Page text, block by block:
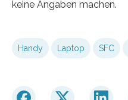
keine Angaben machen.
Handy Laptop SFC